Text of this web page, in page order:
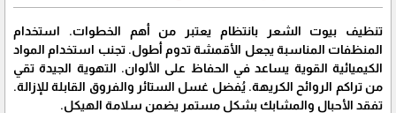
تنظيف بيوت الشعر بانتظام يعتبر من أهم الخطوات. استخدام
المنظفات المناسبة يجعل الأقمشة تدوم أطول. تجنب استخدام المواد
الكيميائية القوية يساعد في الحفاظ على الألوان. التهوية الجيدة تقي
من تراكم الروائح الكريهة. يُفضل غسل الستائر والفروق القابلة للإزالة.
تفقد الأحبال والمشابك بشكل مستمر يضمن سلامة الهيكل.